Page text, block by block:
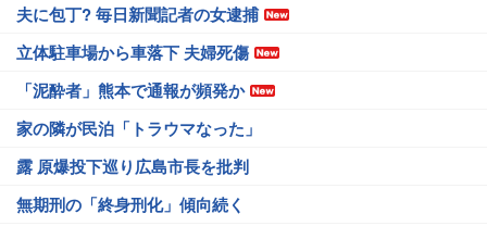
夫に包丁? 毎日新聞記者の女逮捕
立体駐車場から車落下 夫婦死傷
「泥酔者」熊本で通報が頻発か
家の隣が民泊「トラウマなった」
露 原爆投下巡り広島市長を批判
無期刑の「終身刑化」傾向続く